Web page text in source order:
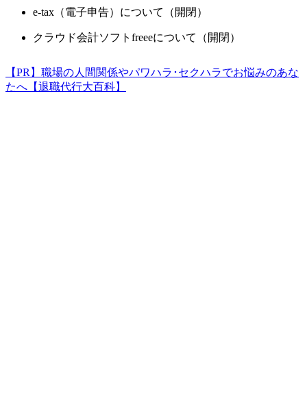
e-tax（電子申告）について（開閉）
クラウド会計ソフトfreeeについて（開閉）
【PR】職場の人間関係やパワハラ･セクハラでお悩みのあな
たへ【退職代行大百科】